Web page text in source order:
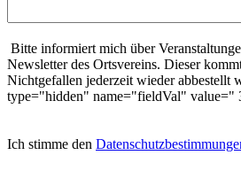
Bitte informiert mich über
Newsletter des Ortsvereins. Dieser
Nichtgefallen jederzeit wieder abbestellt
type="hidden" name="fieldVal" value="
Ich stimme den